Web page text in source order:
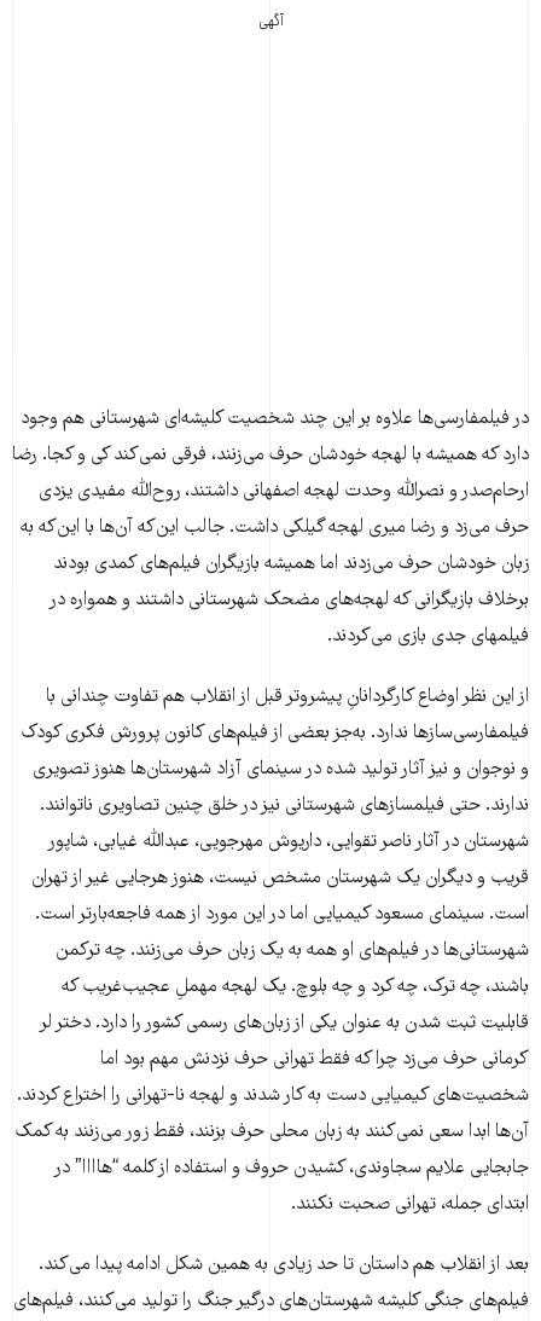
آگهی
در فیلمفارسی‌ها علاوه بر این چند شخصیت کلیشه‌ای شهرستانی هم وجود
دارد که همیشه با لهجه خودشان حرف می‌زنند، فرقی نمی‌کند کی و کجا. رضا
ارحام‌صدر و نصرالله وحدت لهجه اصفهانی داشتند، روح‌الله مفیدی یزدی
حرف می‌زد و رضا میری لهجه گیلکی داشت. جالب این‌که آن‌ها با این‌که به
زبان خودشان حرف می‌زدند اما همیشه بازیگران فیلم‌های کمدی بودند
برخلاف بازیگرانی که لهجه‌های مضحک شهرستانی داشتند و همواره در
فیلمهای جدی بازی می‌کردند.
از این نظر اوضاع کارگردانانِ پیشروتر قبل از انقلاب هم تفاوت چندانی با
فیلمفارسی‌سازها ندارد. به‌جز بعضی از فیلم‌های کانون پرورش فکری کودک
و نوجوان و نیز آثار تولید شده در سینمای آزاد شهرستان‌ها هنوز تصویری
ندارند. حتی فیلمسازهای شهرستانی نیز در خلق چنین تصاویری ناتوانند.
شهرستان در آثار ناصر تقوایی، داریوش مهرجویی، عبدالله غیابی، شاپور
قریب و دیگران یک شهرستان مشخص نیست، هنوز هرجایی غیر از تهران
است. سینمای مسعود کیمیایی اما در این مورد از همه فاجعه‌بارتر است.
شهرستانی‌ها در فیلم‌های او همه به یک زبان حرف می‌زنند. چه ترکمن
باشند، چه ترک، چه کرد و چه بلوچ. یک لهجه مهملِ عجیب‌غریب که
قابلیت ثبت شدن به عنوان یکی از زبان‌های رسمی کشور را دارد. دختر لر
کرمانی حرف می‌زد چرا که فقط تهرانی حرف نزدنش مهم بود اما
شخصیت‌های کیمیایی دست به کار شدند و لهجه نا-تهرانی را اختراع کردند.
آن‌ها ابدا سعی نمی‌کنند به زبان محلی حرف بزنند، فقط زور می‌زنند به کمک
جابجایی علایم سجاوندی، کشیدن حروف و استفاده از کلمه “هاااا” در
ابتدای جمله، تهرانی صحبت نکنند.
بعد از انقلاب هم داستان تا حد زیادی به همین شکل ادامه پیدا می‌کند.
فیلم‌های جنگی کلیشه شهرستان‌های درگیر جنگ را تولید می‌کنند، فیلم‌های